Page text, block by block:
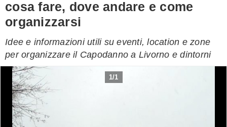
cosa fare, dove andare e come
organizzarsi
Idee e informazioni utili su eventi, location e zone
per organizzare il Capodanno a Livorno e dintorni
1/1